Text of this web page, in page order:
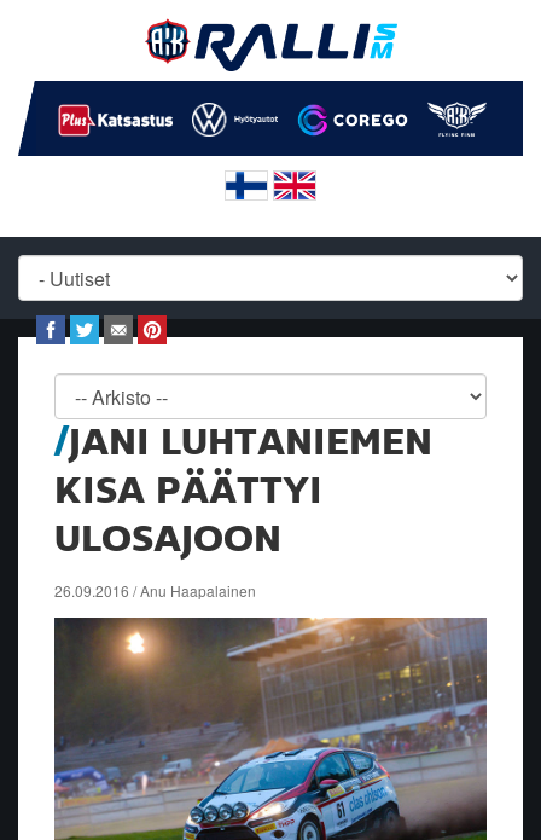
JANI LUHTANIEMEN
KISA PÄÄTTYI
ULOSAJOON
26.09.2016 / Anu Haapalainen